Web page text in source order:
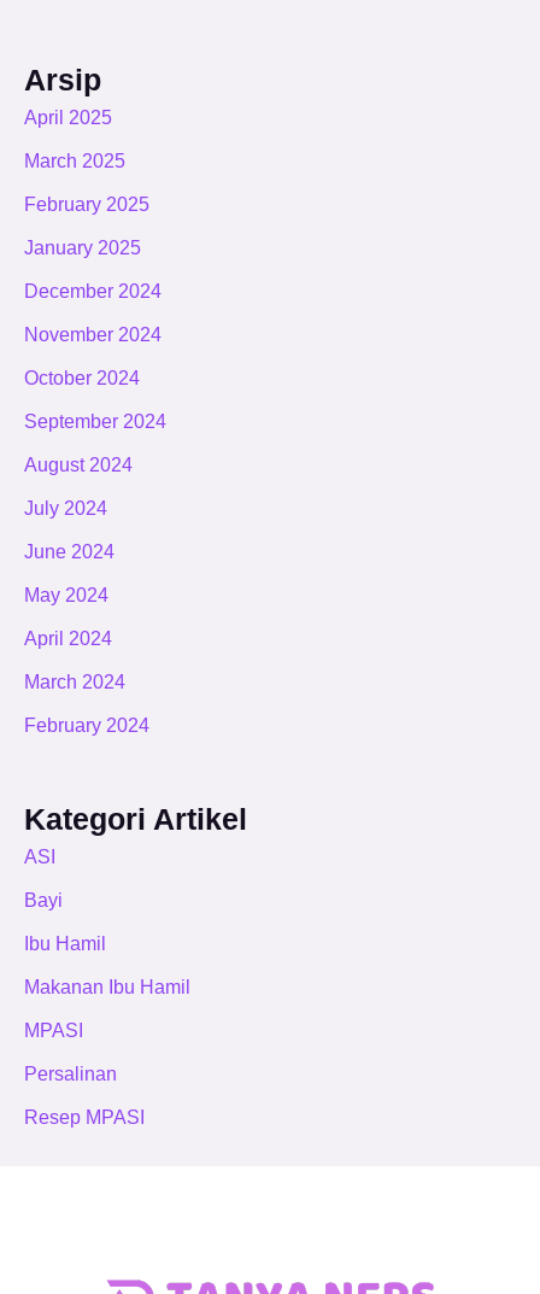
Arsip
April 2025
March 2025
February 2025
January 2025
December 2024
November 2024
October 2024
September 2024
August 2024
July 2024
June 2024
May 2024
April 2024
March 2024
February 2024
Kategori Artikel
ASI
Bayi
Ibu Hamil
Makanan Ibu Hamil
MPASI
Persalinan
Resep MPASI